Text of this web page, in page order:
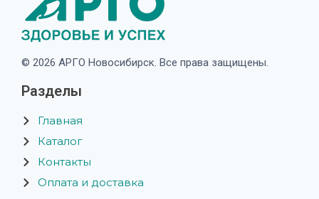
© 2026 АРГО Новосибирск. Все права защищены.
Разделы
Главная
Каталог
Контакты
Оплата и доставка